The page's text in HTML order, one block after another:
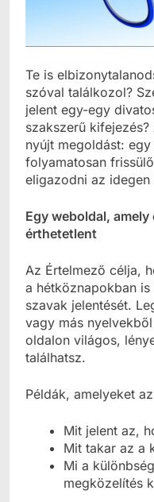
Te is
szóval találkozol?
jelent egy-egy
szakszerű
nyújt megoldást:
folyamatosan
eligazodni az
Egy weboldal,
érthetetlent
Az Értelmező célja,
a hétköznapokban
szavak jelentését.
vagy más
oldalon világos,
találhatsz.
Példák, amelyeket
Mit jelent az,
Mit takar az a
Mi a
megközelítés